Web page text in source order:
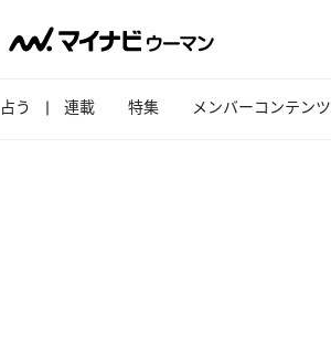
占う 連載 特集 メンバーコンテンツ